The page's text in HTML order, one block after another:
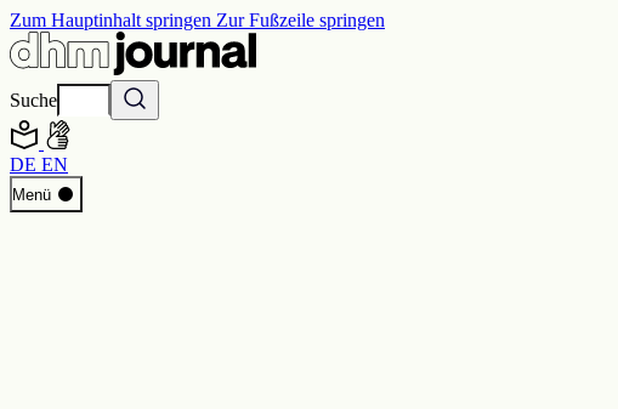
Zum Hauptinhalt springen Zur Fußzeile springen
Suche
DE EN
Menü
Start
Programm